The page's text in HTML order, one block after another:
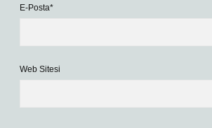
E-Posta*
Web Sitesi